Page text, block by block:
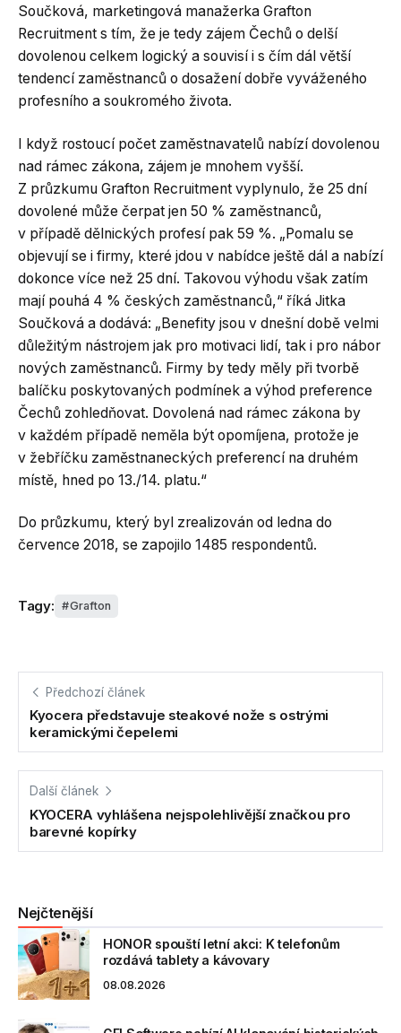
Součková, marketingová manažerka Grafton
Recruitment s tím, že je tedy zájem Čechů o delší
dovolenou celkem logický a souvisí i s čím dál větší
tendencí zaměstnanců o dosažení dobře vyváženého
profesního a soukromého života.
I když rostoucí počet zaměstnavatelů nabízí dovolenou
nad rámec zákona, zájem je mnohem vyšší.
Z průzkumu Grafton Recruitment vyplynulo, že 25 dní
dovolené může čerpat jen 50 % zaměstnanců,
v případě dělnických profesí pak 59 %. „Pomalu se
objevují se i firmy, které jdou v nabídce ještě dál a nabízí
dokonce více než 25 dní. Takovou výhodu však zatím
mají pouhá 4 % českých zaměstnanců,“ říká Jitka
Součková a dodává: „Benefity jsou v dnešní době velmi
důležitým nástrojem jak pro motivaci lidí, tak i pro nábor
nových zaměstnanců. Firmy by tedy měly při tvorbě
balíčku poskytovaných podmínek a výhod preference
Čechů zohledňovat. Dovolená nad rámec zákona by
v každém případě neměla být opomíjena, protože je
v žebříčku zaměstnaneckých preferencí na druhém
místě, hned po 13./14. platu.“
Do průzkumu, který byl zrealizován od ledna do
července 2018, se zapojilo 1485 respondentů.
Tagy: Grafton
Předchozí článek
Kyocera představuje steakové nože s ostrými
keramickými čepelemi
Další článek
KYOCERA vyhlášena nejspolehlivější značkou pro
barevné kopírky
Nejčtenější
HONOR spouští letní akci: K telefonům
rozdává tablety a kávovary
08.08.2026